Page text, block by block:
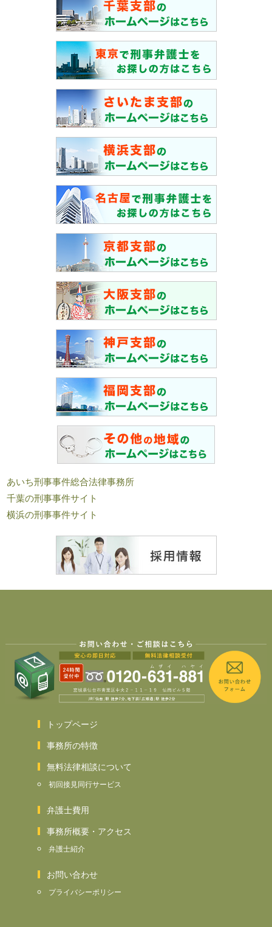
あいち刑事事件総合法律事務所
千葉の刑事事件サイト
横浜の刑事事件サイト
トップページ
事務所の特徴
無料法律相談について
初回接見同行サービス
弁護士費用
事務所概要・アクセス
弁護士紹介
お問い合わせ
プライバシーポリシー